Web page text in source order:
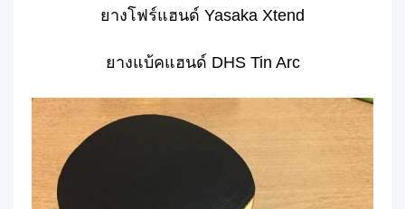
ยางโฟร์แฮนด์ Yasaka Xtend
ยางแบ้คแฮนด์ DHS Tin Arc